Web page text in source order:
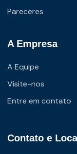
Pareceres
A Empresa
A Equipe
Visite-nos
Entre em contato
Contato e